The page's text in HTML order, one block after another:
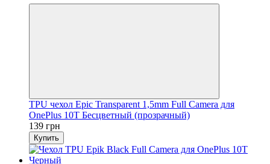
TPU чехол Epic Transparent 1,5mm Full Camera для
OnePlus 10T Бесцветный (прозрачный)
139 грн
Купить